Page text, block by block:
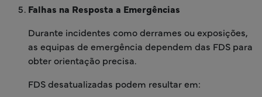
Falhas na Resposta a Emergências
Durante incidentes como derrames ou exposições,
as equipas de emergência dependem das FDS para
obter orientação precisa.
FDS desatualizadas podem resultar em: